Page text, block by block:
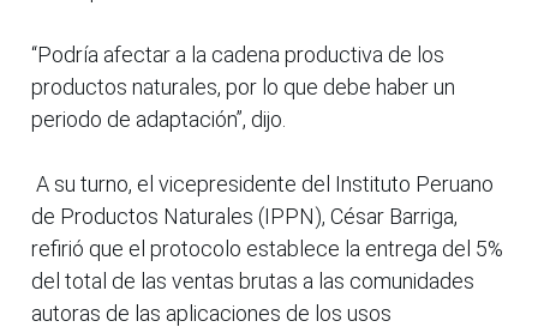
“Podría afectar a la cadena productiva de los
productos naturales, por lo que debe haber un
periodo de adaptación”, dijo.
A su turno, el vicepresidente del Instituto Peruano
de Productos Naturales (IPPN), César Barriga,
refirió que el protocolo establece la entrega del 5%
del total de las ventas brutas a las comunidades
autoras de las aplicaciones de los usos